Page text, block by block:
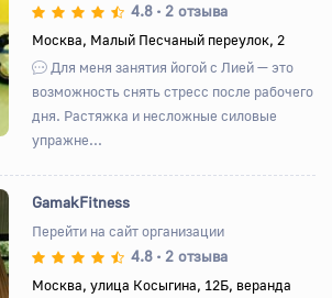
Вперед
4.8 • 2 отзыва
Москва, Малый Песчаный переулок, 2
Для меня занятия йогой с Лией — это
возможность снять стресс после рабочего
дня. Растяжка и несложные силовые
упражне...
Вперед
GamakFitness
Перейти на сайт организации
4.8 • 2 отзыва
Москва, улица Косыгина, 12Б, веранда